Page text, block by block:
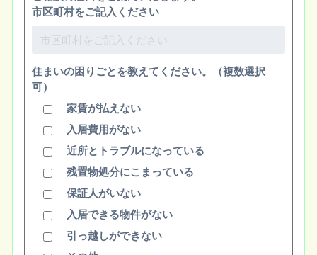
市区町村をご記入ください
住まいの困りごとを教えてください。（複数選択
可）
家賃が払えない
入居費用がない
近所とトラブルになっている
残置物処分にこまっている
保証人がいない
入居できる物件がない
引っ越しができない